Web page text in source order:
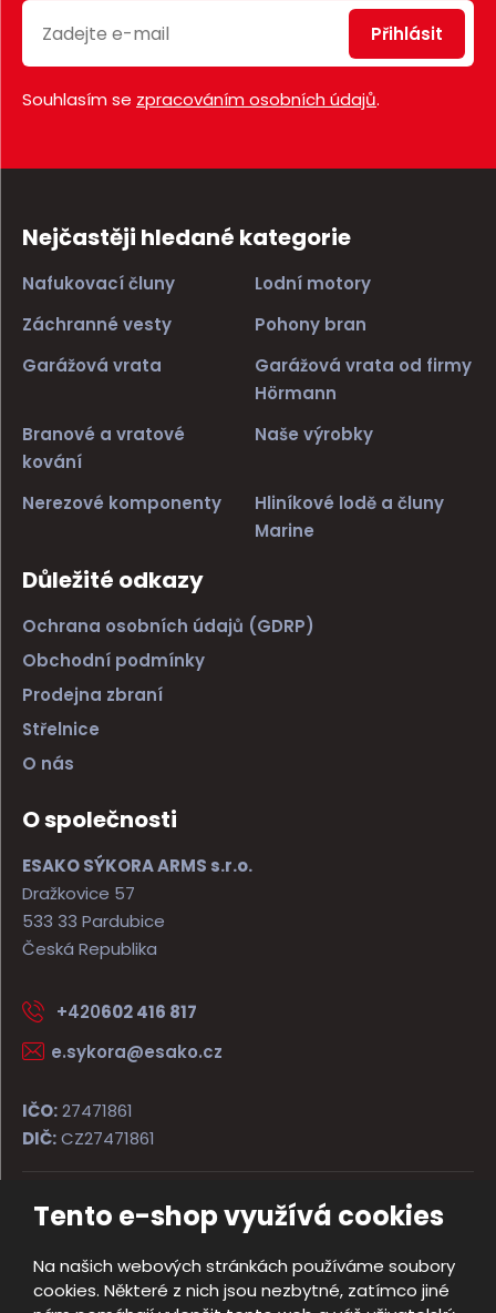
Tento e-shop využívá cookies
Na našich webových stránkách používáme soubory
cookies. Některé z nich jsou nezbytné, zatímco jiné
Přihlásit
Souhlasím se zpracováním osobních údajů.
Nejčastěji hledané kategorie
Nafukovací čluny
Lodní motory
Záchranné vesty
Pohony bran
Garážová vrata
Garážová vrata od firmy
Hörmann
Branové a vratové
kování
Naše výrobky
Nerezové komponenty
Hliníkové lodě a čluny
Marine
Důležité odkazy
Ochrana osobních údajů (GDRP)
Obchodní podmínky
Prodejna zbraní
Střelnice
O nás
O společnosti
ESAKO SÝKORA ARMS s.r.o.
Dražkovice 57
533 33 Pardubice
Česká Republika
+420602 416 817
e.sykora@esako.cz
IČO:27471861
DIČ:CZ27471861
© 2026, ESAKO SÝKORA ARMS s.r.o.
Mapa stránek